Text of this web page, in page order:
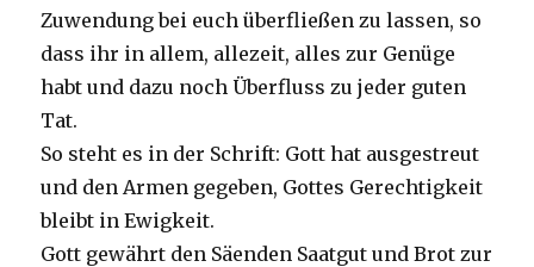
Zuwendung bei euch überfließen zu lassen, so
dass ihr in allem, allezeit, alles zur Genüge
habt und dazu noch Überfluss zu jeder guten
Tat.
So steht es in der Schrift: Gott hat ausgestreut
und den Armen gegeben, Gottes Gerechtigkeit
bleibt in Ewigkeit.
Gott gewährt den Säenden Saatgut und Brot zur